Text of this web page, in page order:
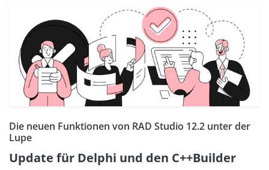
Die neuen Funktionen von RAD Studio 12.2 unter der
Lupe
Update für Delphi und den C++Builder